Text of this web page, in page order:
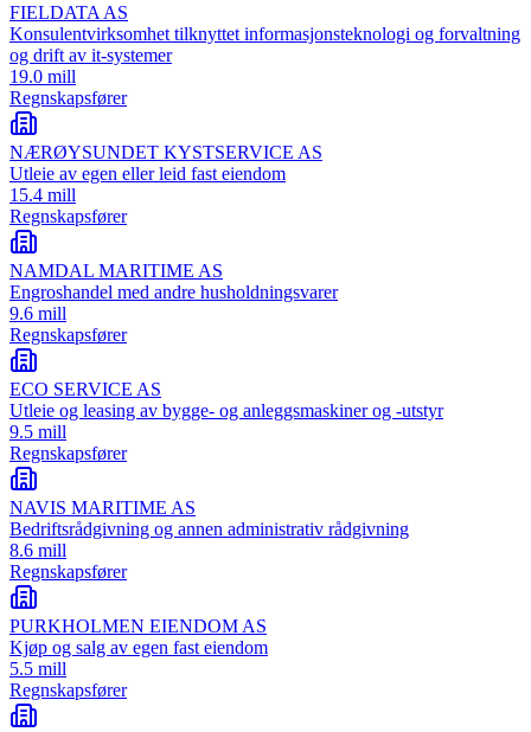
FIELDATA AS
Konsulentvirksomhet tilknyttet informasjonsteknologi og forvaltning
og drift av it-systemer
19.0 mill
Regnskapsfører
NÆRØYSUNDET KYSTSERVICE AS
Utleie av egen eller leid fast eiendom
15.4 mill
Regnskapsfører
NAMDAL MARITIME AS
Engroshandel med andre husholdningsvarer
9.6 mill
Regnskapsfører
ECO SERVICE AS
Utleie og leasing av bygge- og anleggsmaskiner og -utstyr
9.5 mill
Regnskapsfører
NAVIS MARITIME AS
Bedriftsrådgivning og annen administrativ rådgivning
8.6 mill
Regnskapsfører
PURKHOLMEN EIENDOM AS
Kjøp og salg av egen fast eiendom
5.5 mill
Regnskapsfører